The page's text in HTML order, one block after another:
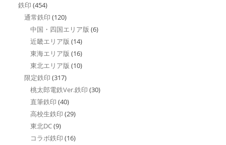
鉄印 (454)
通常鉄印 (120)
中国・四国エリア版 (6)
近畿エリア版 (14)
東海エリア版 (16)
東北エリア版 (10)
限定鉄印 (317)
桃太郎電鉄Ver.鉄印 (30)
直筆鉄印 (40)
高校生鉄印 (29)
東北DC(9)
コラボ鉄印 (16)